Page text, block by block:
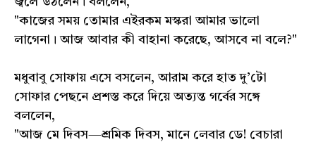
"কাজের সময় তোমার এইরকম মস্করা আমার ভালো
লাগেনা। আজ আবার কী বাহানা করেছে, আসবে না বলে?"
মধুবাবু সোফায় এসে বসলেন, আরাম করে হাত দু’টো
সোফার পেছনে প্রশস্ত করে দিয়ে অত্যন্ত গর্বের সঙ্গে
বললেন,
"আজ মে দিবস—শ্রমিক দিবস, মানে লেবার ডে! বেচারা